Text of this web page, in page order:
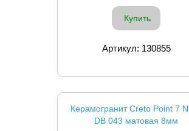
Купить
Артикул: 130855
Керамогранит Creto Point 7
DB 043 матовая 8мм